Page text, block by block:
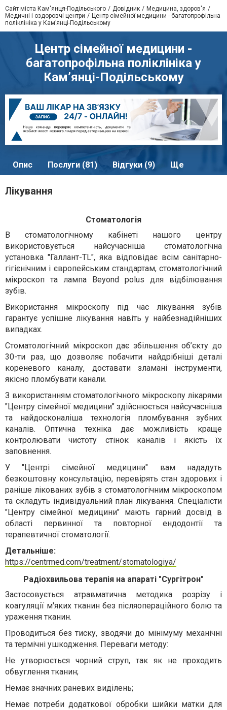
Сайт міста Кам'янця-Подільського Довідник
Медицина, здоров'я
Медичні і оздоровчі центри
Центр сімейної медицини - багатопрофільна
поліклініка у Кам’янці-Подільському
Центр сімейної медицини -
багатопрофільна поліклініка у
Кам’янці-Подільському
Опис Послуги (81) Відгуки (9) Ще
Лікування
Стоматологія
В стоматологічному кабінеті нашого центру
використовується найсучасніша стоматологічна
установка "Галлант-TL", яка відповідає всім санітарно-
гігієнічним і європейським стандартам, стоматологічний
мікроскоп та лампа Вeyond polus для відбілювання
зубів.
Використання мікроскопу під час лікування зубів
гарантує успішне лікування навіть у найбезнадійніших
випадках.
Стоматологічний мікроскоп дає збільшення об’єкту до
30-ти раз, що дозволяє побачити найдрібніші деталі
кореневого каналу, доставати зламані інструменти,
якісно пломбувати канали.
З використанням стоматологічного мікроскопу лікарями
"Центру сімейної медицини" здійснюється найсучасніша
та найдосконаліша технологія пломбування зубних
каналів. Оптична техніка дає можливість краще
контролювати чистоту стінок каналів і якість їх
заповнення.
У "Центрі сімейної медицини" вам нададуть
безкоштовну консультацію, перевірять стан здорових і
раніше лікованих зубів з стоматологічним мікроскопом
та складуть індивідуальний план лікування. Спеціалісти
"Центру сімейної медицини" мають гарний досвід в
області первинної та повторної ендодонтії та
терапевтичної стоматології.
Детальніше:
https://centrmed.com/treatment/stomatologiya/
Радіохвильова терапія на апараті "Сургітрон"
Застосовується атравматична методика розрізу і
коагуляції м'яких тканин без післяопераційного болю та
ураження тканин.
Проводиться без тиску, зводячи до мінімуму механічні
та термічні ушкодження. Переваги методу:
Не утворюється чорний струп, так як не проходить
обвуглення тканин;
Немає значних раневих виділень;
Немає потреби додаткової обробки шийки матки для